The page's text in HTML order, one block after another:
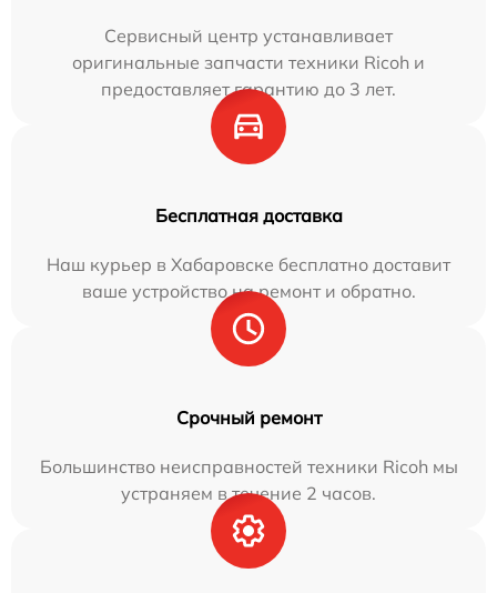
Сервисный центр устанавливает
оригинальные запчасти техники Ricoh и
предоставляет гарантию до 3 лет.
Бесплатная доставка
Наш курьер в Хабаровске бесплатно доставит
ваше устройство на ремонт и обратно.
Срочный ремонт
Большинство неисправностей техники Ricoh мы
устраняем в течение 2 часов.